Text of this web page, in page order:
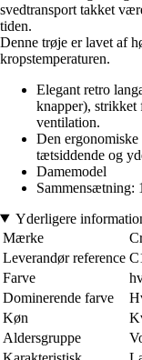
svedtransport takket
tiden.
Denne trøje er lavet af
kropstemperaturen.
Elegant retro
knapper), strikket
ventilation.
Den ergonomiske
tætsiddende og
Damemodel
Sammensætning:
Yderligere
Mærke
Leverandør reference
Farve
Dominerende farve
Køn
Aldersgruppe